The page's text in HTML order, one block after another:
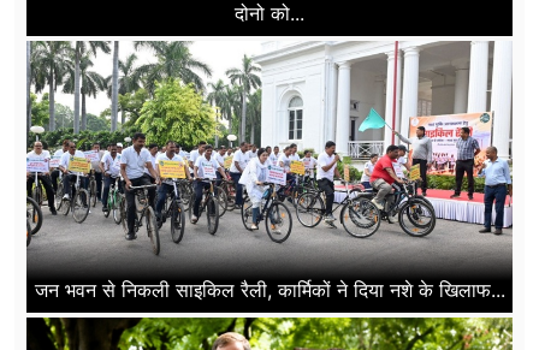
दोनो को...
जन भवन से निकली साइकिल रैली, कार्मिकों ने दिया नशे के खिलाफ...